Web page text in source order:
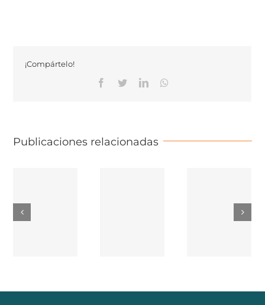
¡Compártelo!
Facebook
TwitterLinkedinWhatsapp
Publicaciones relacionadas